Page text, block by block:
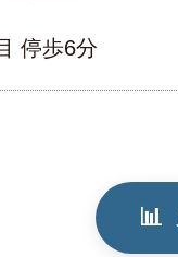
停歩6分
📊